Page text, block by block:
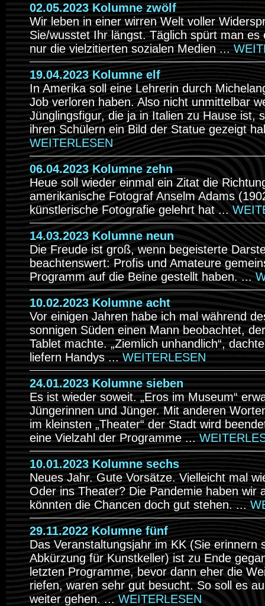
02.05.2023 Kolumne zwölf
Wir leben in einer wirren Welt voller
Sie/wusstet Ihr längst. Täglich spürt man es
nur die vielzitierten sozialen Medien ...
19.04.2023 Kolumne elf
In Amerika soll eine Lehrerin durch
Job verloren haben. Also nicht unmittelbar
Jünglingsfigur, die ja in Italien zu Hause ist,
ihren Schülern ein Bild der Statue gezeigt
WEITERLESEN
06.04.2023 Kolumne zehn
Heue soll wieder einmal ein Zitat die
amerikanische Fotograf Anselm Adams
künstlerische Fotografie gelehrt hat ...
14.03.2023 Kolumne neun
Die Freude ist groß, wenn begeisterte
beachtenswert: Profis und Amateure
Programm auf die Beine gestellt haben. ...
10.02.2023 Kolumne acht
Vor einigen Jahren habe ich mal während
sonnigen Süden einen Mann beobachtet,
Tablet machte. „Ziemlich unhandlich“,
liefern Handys ...WEITERLESEN
24.01.2023 Kolumne sieben
Es ist wieder soweit. „Eros im Museum“
Jüngerinnen und Jünger. Mit anderen
im kleinsten „Theater“ der Stadt wird
eine Vielzahl der Programme ...
10.01.2023 Kolumne sechs
Neues Jahr. Gute Vorsätze. Vielleicht mal
Oder ins Theater? Die Pandemie haben wir
könnten die Chancen doch gut stehen. ...
29.11.2022 Kolumne fünf
Das Veranstaltungsjahr im KK (Sie erinnern
Abkürzung für Kunstkeller) ist zu Ende
letzten Programme, bevor dann eher die
riefen, waren sehr gut besucht. So soll es
weiter gehen. ...WEITERLESEN